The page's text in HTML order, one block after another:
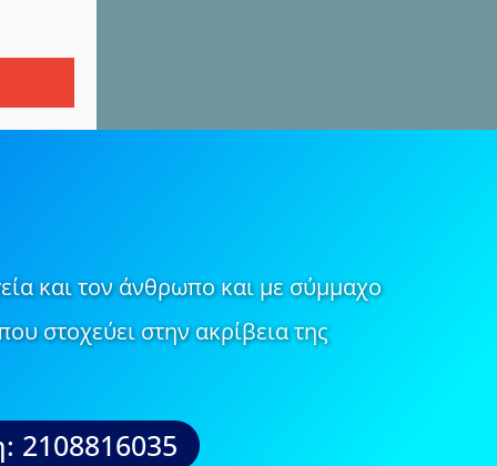
και τον άνθρωπο και με σύμμαχο
στοχεύει στην ακρίβεια της
2108816035